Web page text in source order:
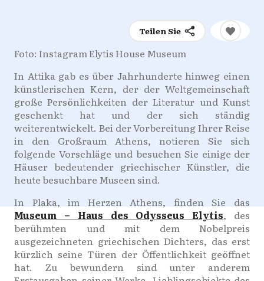
Teilen Sie
Foto: Instagram Elytis House Museum
In Attika gab es über Jahrhunderte hinweg einen
künstlerischen Kern, der der Weltgemeinschaft
große Persönlichkeiten der Literatur und Kunst
geschenkt hat und der sich ständig
weiterentwickelt. Bei der Vorbereitung Ihrer Reise
in den Großraum Athens, notieren Sie sich
folgende Vorschläge und besuchen Sie einige der
Häuser bedeutender griechischer Künstler, die
heute besuchbare Museen sind.
In Plaka, im Herzen Athens, finden Sie das
Museum – Haus des Odysseus Elytis, des
berühmten und mit dem Nobelpreis
ausgezeichneten griechischen Dichters, das erst
kürzlich seine Türen der Öffentlichkeit geöffnet
hat. Zu bewundern sind unter anderem